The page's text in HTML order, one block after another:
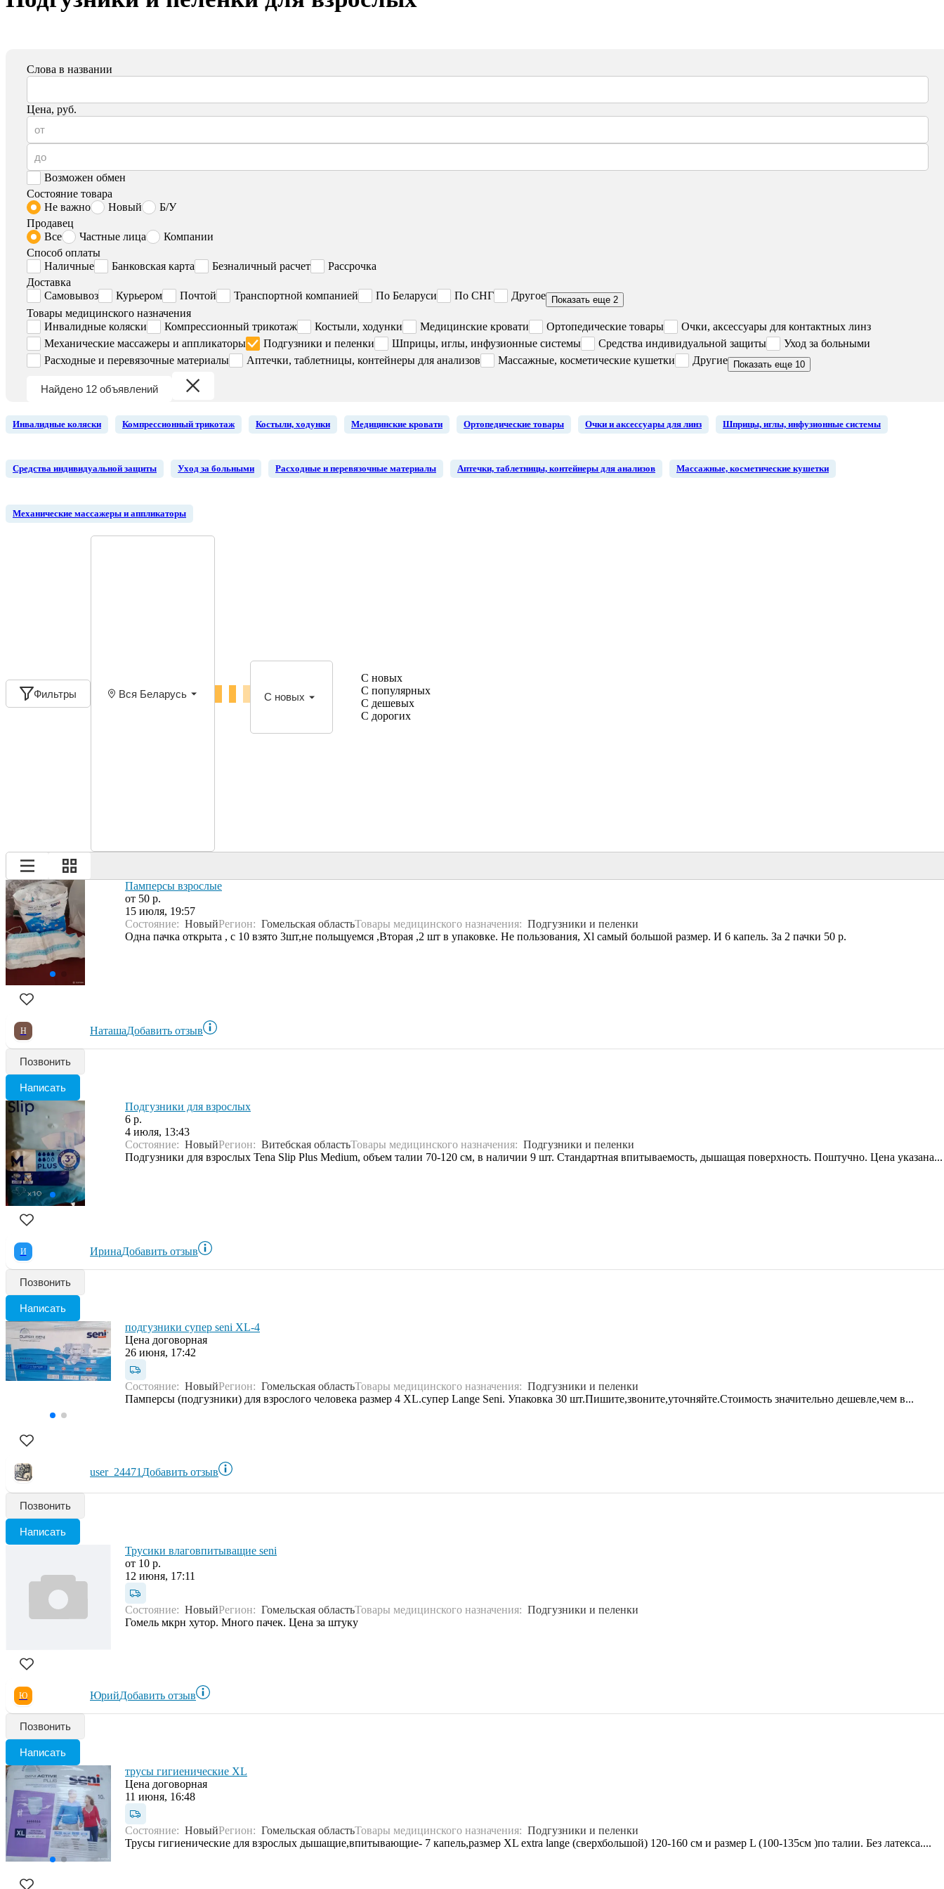
Слова в названии
Цена, руб.
Возможен обмен
Состояние товара
Не важно
Новый
Б/У
Продавец
Все
Частные лица
Компании
Способ оплаты
Наличные
Банковская карта Безналичный расчет
Рассрочка
Доставка
Самовывоз
Курьером Почтой Транспортной компанией По Беларуси По СНГ Другое Показать еще 2
Товары медицинского назначения
Инвалидные коляски
Компрессионный трикотаж Костыли, ходунки Медицинские кровати Ортопедические товары
Очки, аксессуары для контактных линз
Механические массажеры и аппликаторы
Подгузники и пеленки Шприцы, иглы, инфузионные системы Средства индивидуальной защиты
Уход за больными
Расходные и перевязочные материалы
Аптечки, таблетницы, контейнеры для анализов Массажные, косметические кушетки Другие Показать еще 10
Найдено 12 объявлений
Инвалидные коляски Компрессионный трикотаж Костыли, ходунки Медицинские кровати Ортопедические товары Очки и аксессуары для линз Шприцы, иглы, инфузионные системы
Средства индивидуальной защиты Уход за больными Расходные и перевязочные материалы Аптечки, таблетницы, контейнеры для анализов Массажные, косметические кушетки
Механические массажеры и аппликаторы
Фильтры Вся Беларусь С новых
С новых
С популярных
С дешевых
С дорогих
Памперсы взрослые
от 50 р.
15 июля, 19:57
Состояние: НовыйРегион: Гомельская областьТовары медицинского назначения: Подгузники и пеленки
Одна пачка открыта , с 10 взято 3шт,не польщуемся ,Вторая ,2 шт в упаковке. Не пользования, Xl самый большой размер. И 6 капель. За 2 пачки 50 р.
Н НаташаДобавить отзыв
Позвонить
Написать
Подгузники для взрослых
6 р.
4 июля, 13:43
Состояние: НовыйРегион: Витебская областьТовары медицинского назначения: Подгузники и пеленки
Подгузники для взрослых Tena Slip Plus Medium, объем талии 70-120 см, в наличии 9 шт. Стандартная впитываемость, дышащая поверхность. Поштучно. Цена указана...
И ИринаДобавить отзыв
Позвонить
Написать
подгузники супер seni XL-4
Цена договорная
26 июня, 17:42
Состояние: НовыйРегион: Гомельская областьТовары медицинского назначения: Подгузники и пеленки
Памперсы (подгузники) для взрослого человека размер 4 XL.супер Lange Seni. Упаковка 30 шт.Пишите,звоните,уточняйте.Стоимость значительно дешевле,чем в...
user_24471Добавить отзыв
Позвонить
Написать
Трусики влаговпитыващие seni
от 10 р.
12 июня, 17:11
Состояние: НовыйРегион: Гомельская областьТовары медицинского назначения: Подгузники и пеленки
Гомель мкрн хутор. Много пачек. Цена за штуку
Ю ЮрийДобавить отзыв
Позвонить
Написать
трусы гигиенические XL
Цена договорная
11 июня, 16:48
Состояние: НовыйРегион: Гомельская областьТовары медицинского назначения: Подгузники и пеленки
Трусы гигиенические для взрослых дышащие,впитывающие- 7 капель,размер XL extra lange (сверхбольшой) 120-160 см и размер L (100-135см )по талии. Без латекса....